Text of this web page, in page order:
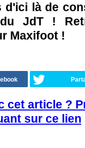
d'ici là de
du JdT !
Maxifoot !
cet article ?
sur ce lien